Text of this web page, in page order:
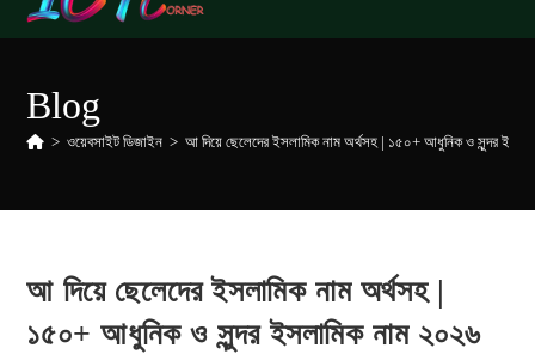
Blog
> ওয়েবসাইট ডিজাইন > আ দিয়ে ছেলেদের ইসলামিক নাম অর্থসহ | ১৫০+ আধুনিক ও সুন্দর
আ দিয়ে ছেলেদের ইসলামিক নাম অর্থসহ |
১৫০+ আধুনিক ও সুন্দর ইসলামিক নাম ২০২৬